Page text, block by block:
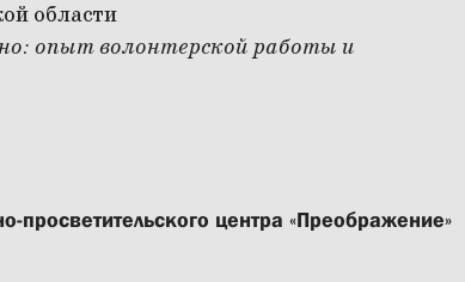
области
опыт волонтерской работы и
просветительского центра «Преображение»